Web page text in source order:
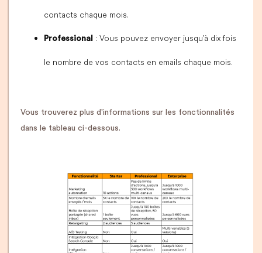
contacts chaque mois.
Professional : Vous pouvez envoyer jusqu'à dix fois
le nombre de vos contacts en emails chaque mois.
Vous trouverez plus d'informations sur les fonctionnalités
dans le tableau ci-dessous.